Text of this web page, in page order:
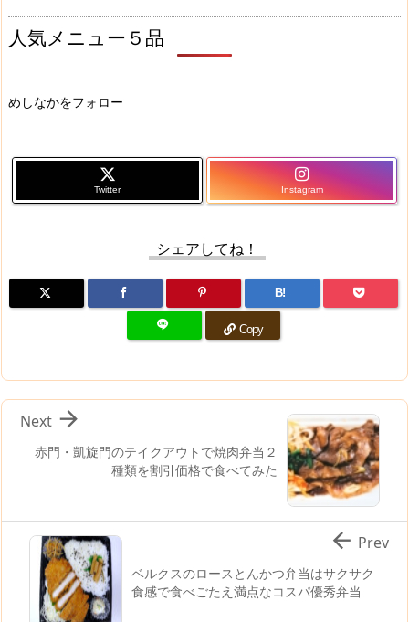
人気メニュー５品
めしなかをフォロー
Twitter Instagram
シェアしてね！
B!
Copy
赤門・凱旋門のテイクアウトで焼肉弁当２
種類を割引価格で食べてみた

Next
ベルクスのロースとんかつ弁当はサクサク
食感で食べごたえ満点なコスパ優秀弁当
 Prev